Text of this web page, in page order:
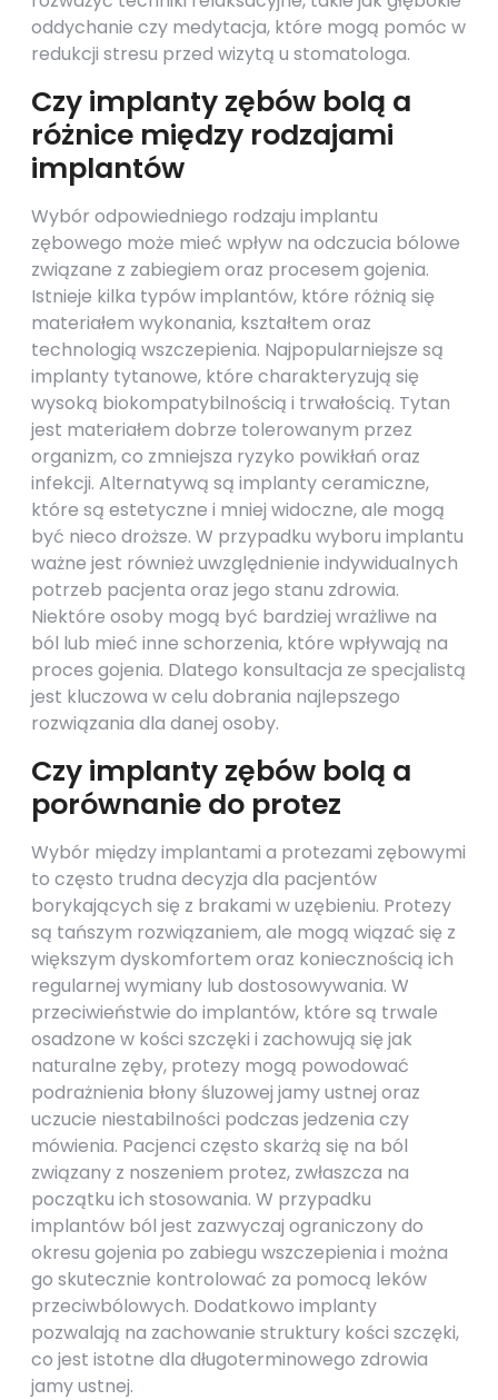
oddychanie czy medytacja, które mogą pomóc w
redukcji stresu przed wizytą u stomatologa.
Czy implanty zębów bolą a
różnice między rodzajami
implantów
Wybór odpowiedniego rodzaju implantu
zębowego może mieć wpływ na odczucia bólowe
związane z zabiegiem oraz procesem gojenia.
Istnieje kilka typów implantów, które różnią się
materiałem wykonania, kształtem oraz
technologią wszczepienia. Najpopularniejsze są
implanty tytanowe, które charakteryzują się
wysoką biokompatybilnością i trwałością. Tytan
jest materiałem dobrze tolerowanym przez
organizm, co zmniejsza ryzyko powikłań oraz
infekcji. Alternatywą są implanty ceramiczne,
które są estetyczne i mniej widoczne, ale mogą
być nieco droższe. W przypadku wyboru implantu
ważne jest również uwzględnienie indywidualnych
potrzeb pacjenta oraz jego stanu zdrowia.
Niektóre osoby mogą być bardziej wrażliwe na
ból lub mieć inne schorzenia, które wpływają na
proces gojenia. Dlatego konsultacja ze specjalistą
jest kluczowa w celu dobrania najlepszego
rozwiązania dla danej osoby.
Czy implanty zębów bolą a
porównanie do protez
Wybór między implantami a protezami zębowymi
to często trudna decyzja dla pacjentów
borykających się z brakami w uzębieniu. Protezy
są tańszym rozwiązaniem, ale mogą wiązać się z
większym dyskomfortem oraz koniecznością ich
regularnej wymiany lub dostosowywania. W
przeciwieństwie do implantów, które są trwale
osadzone w kości szczęki i zachowują się jak
naturalne zęby, protezy mogą powodować
podrażnienia błony śluzowej jamy ustnej oraz
uczucie niestabilności podczas jedzenia czy
mówienia. Pacjenci często skarżą się na ból
związany z noszeniem protez, zwłaszcza na
początku ich stosowania. W przypadku
implantów ból jest zazwyczaj ograniczony do
okresu gojenia po zabiegu wszczepienia i można
go skutecznie kontrolować za pomocą leków
przeciwbólowych. Dodatkowo implanty
pozwalają na zachowanie struktury kości szczęki,
co jest istotne dla długoterminowego zdrowia
jamy ustnej.